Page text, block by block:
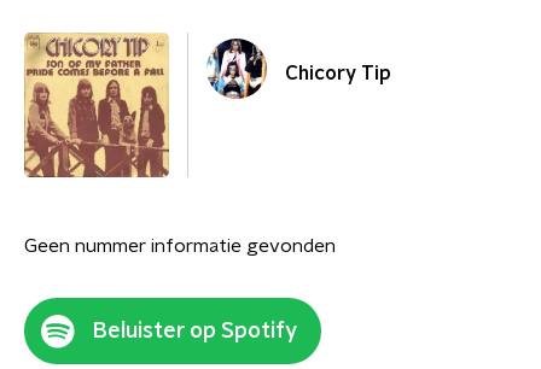
Chicory Tip
Geen nummer informatie gevonden
Beluister op Spotify